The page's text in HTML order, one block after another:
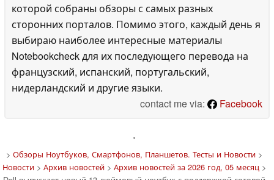
которой собраны обзоры с самых разных
сторонних порталов. Помимо этого, каждый день я
выбираю наиболее интересные материалы
Notebookcheck для их последующего перевода на
французский, испанский, португальский,
нидерландский и другие языки.
contact me via:
Facebook
'
> Обзоры Ноутбуков, Смартфонов, Планшетов. Тесты и Новости>
Новости> Архив новостей> Архив новостей за 2026 год, 05 месяц >